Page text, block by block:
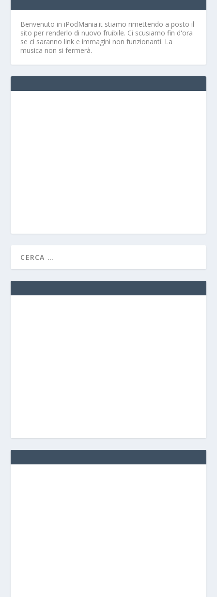
Benvenuto in iPodMania.it stiamo rimettendo a posto il
sito per renderlo di nuovo fruibile. Ci scusiamo fin d'ora
se ci saranno link e immagini non funzionanti. La
musica non si fermerà.